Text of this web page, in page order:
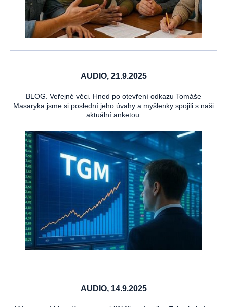
AUDIO, 21.9.2025
BLOG. Veřejné věci. Hned po otevření odkazu Tomáše
Masaryka jsme si poslední jeho úvahy a myšlenky spojili s naši
aktuální anketou.
AUDIO, 14.9.2025